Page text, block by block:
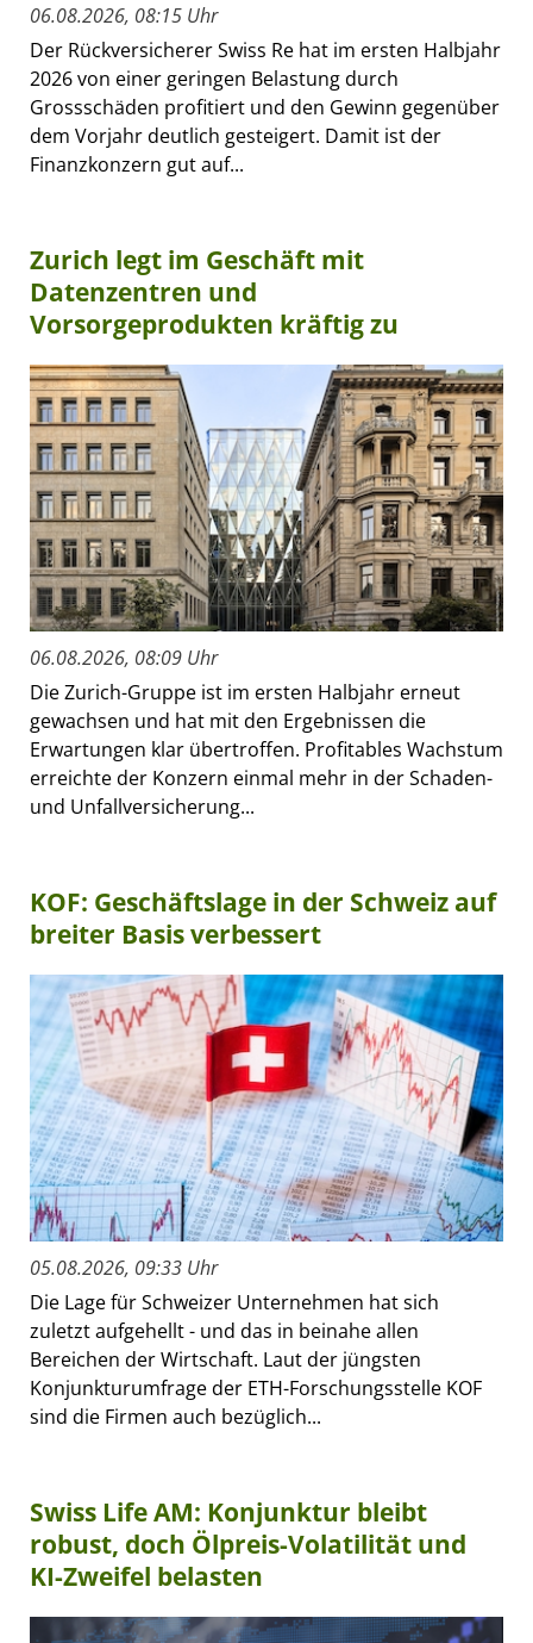
06.08.2026, 08:15 Uhr
Der Rückversicherer Swiss Re hat im ersten Halbjahr
2026 von einer geringen Belastung durch
Grossschäden profitiert und den Gewinn gegenüber
dem Vorjahr deutlich gesteigert. Damit ist der
Finanzkonzern gut auf...
Zurich legt im Geschäft mit
Datenzentren und
Vorsorgeprodukten kräftig zu
06.08.2026, 08:09 Uhr
Die Zurich-Gruppe ist im ersten Halbjahr erneut
gewachsen und hat mit den Ergebnissen die
Erwartungen klar übertroffen. Profitables Wachstum
erreichte der Konzern einmal mehr in der Schaden-
und Unfallversicherung...
KOF: Geschäftslage in der Schweiz auf
breiter Basis verbessert
05.08.2026, 09:33 Uhr
Die Lage für Schweizer Unternehmen hat sich
zuletzt aufgehellt - und das in beinahe allen
Bereichen der Wirtschaft. Laut der jüngsten
Konjunkturumfrage der ETH-Forschungsstelle KOF
sind die Firmen auch bezüglich...
Swiss Life AM: Konjunktur bleibt
robust, doch Ölpreis-Volatilität und
KI-Zweifel belasten